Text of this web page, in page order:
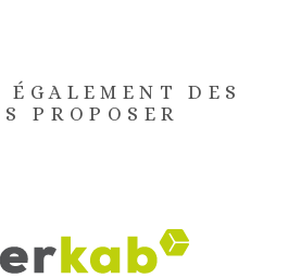
ÉGALEMENT DES
PROPOSER